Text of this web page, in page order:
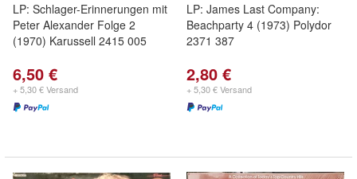
LP: Schlager-Erinnerungen mit
Peter Alexander Folge 2
(1970) Karussell 2415 005
6,50 €
+ 5,30 € Versand
LP: James Last Company:
Beachparty 4 (1973) Polydor
2371 387
2,80 €
+ 5,30 € Versand